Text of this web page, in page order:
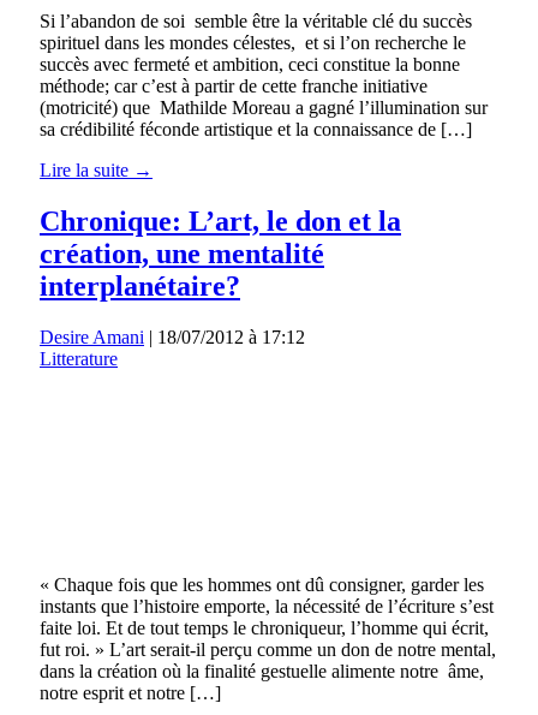
Si l’abandon de soi semble être la véritable clé du succès
spirituel dans les mondes célestes, et si l’on recherche le
succès avec fermeté et ambition, ceci constitue la bonne
méthode; car c’est à partir de cette franche initiative
(motricité) que Mathilde Moreau a gagné l’illumination sur
sa crédibilité féconde artistique et la connaissance de […]
Lire la suite →
Chronique: L’art, le don et la
création, une mentalité
interplanétaire?
Desire Amani | 18/07/2012 à 17:12
Litterature
« Chaque fois que les hommes ont dû consigner, garder les
instants que l’histoire emporte, la nécessité de l’écriture s’est
faite loi. Et de tout temps le chroniqueur, l’homme qui écrit,
fut roi. » L’art serait-il perçu comme un don de notre mental,
dans la création où la finalité gestuelle alimente notre âme,
notre esprit et notre […]